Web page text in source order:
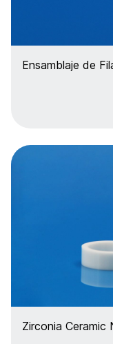
Ensamblaje de
Zirconia Ceramic